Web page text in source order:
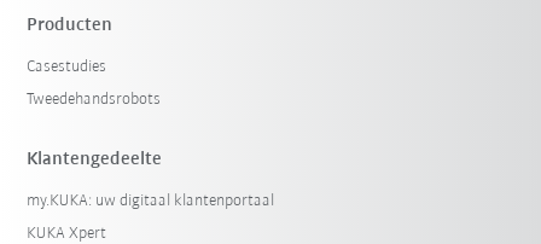
Producten
Casestudies
Tweedehandsrobots
Klantengedeelte
my.KUKA: uw digitaal klantenportaal
KUKA Xpert